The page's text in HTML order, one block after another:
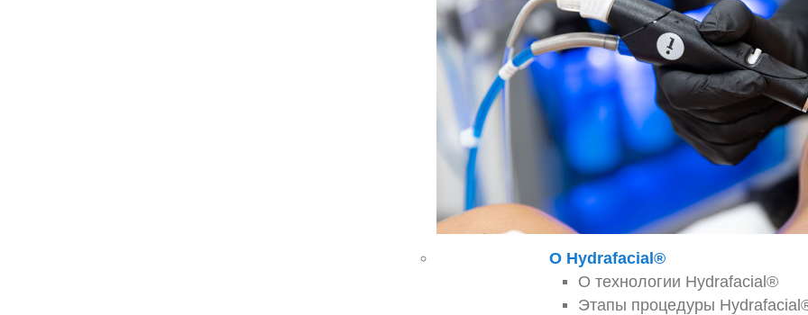
О Hydrafacial®
О технологии Hydrafacial®
Этапы процедуры